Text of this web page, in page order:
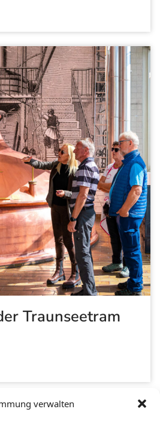
verwalten
Traunseetram